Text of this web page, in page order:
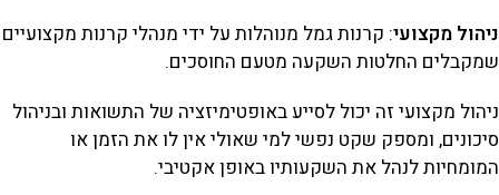
ניהול מקצועי: קרנות גמל מנוהלות על ידי מנהלי קרנות מקצועיים
שמקבלים החלטות השקעה מטעם החוסכים.
ניהול מקצועי זה יכול לסייע באופטימיזציה של התשואות ובניהול
סיכונים, ומספק שקט נפשי למי שאולי אין לו את הזמן או
המומחיות לנהל את השקעותיו באופן אקטיבי.